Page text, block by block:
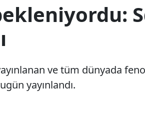
ve tüm dünyada
yayınlandı.